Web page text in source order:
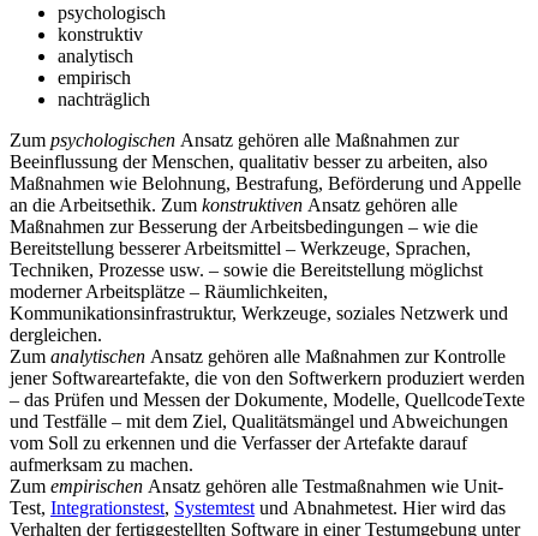
psychologisch
konstruktiv
analytisch
empirisch
nachträglich
Zum psychologischen Ansatz gehören alle Maßnahmen zur
Beeinflussung der Menschen, qualitativ besser zu arbeiten, also
Maßnahmen wie Belohnung, Bestrafung, Beförderung und Appelle
an die Arbeitsethik. Zum konstruktiven Ansatz gehören alle
Maßnahmen zur Besserung der Arbeitsbedingungen – wie die
Bereitstellung besserer Arbeitsmittel – Werkzeuge, Sprachen,
Techniken, Prozesse usw. – sowie die Bereitstellung möglichst
moderner Arbeitsplätze – Räumlichkeiten,
Kommunikationsinfrastruktur, Werkzeuge, soziales Netzwerk und
dergleichen.
Zum analytischen Ansatz gehören alle Maßnahmen zur Kontrolle
jener Softwareartefakte, die von den Softwerkern produziert werden
– das Prüfen und Messen der Dokumente, Modelle, QuellcodeTexte
und Testfälle – mit dem Ziel, Qualitätsmängel und Abweichungen
vom Soll zu erkennen und die Verfasser der Artefakte darauf
aufmerksam zu machen.
Zum empirischen Ansatz gehören alle Testmaßnahmen wie Unit-
Test, Integrationstest, Systemtest und Abnahmetest. Hier wird das
Verhalten der fertiggestellten Software in einer Testumgebung unter